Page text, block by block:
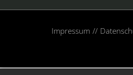
Impressum